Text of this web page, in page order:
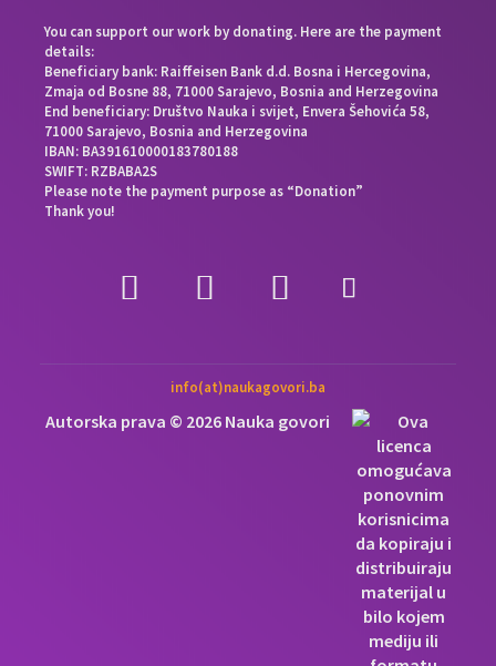
You can support our work by donating. Here are the payment
details:
Beneficiary bank: Raiffeisen Bank d.d. Bosna i Hercegovina,
Zmaja od Bosne 88, 71000 Sarajevo, Bosnia and Herzegovina
End beneficiary: Društvo Nauka i svijet, Envera Šehovića 58,
71000 Sarajevo, Bosnia and Herzegovina
IBAN: BA391610000183780188
SWIFT: RZBABA2S
Please note the payment purpose as “Donation”
Thank you!
info(at)naukagovori.ba
Autorska prava © 2026 Nauka govori